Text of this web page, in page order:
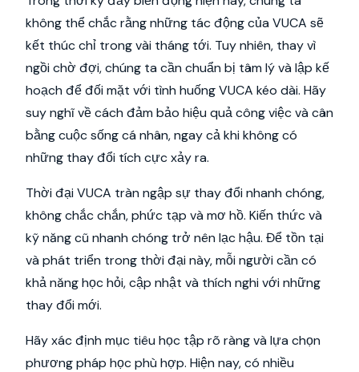
không thể chắc rằng những tác động của VUCA sẽ
kết thúc chỉ trong vài tháng tới. Tuy nhiên, thay vì
ngồi chờ đợi, chúng ta cần chuẩn bị tâm lý và lập kế
hoạch để đối mặt với tình huống VUCA kéo dài. Hãy
suy nghĩ về cách đảm bảo hiệu quả công việc và cân
bằng cuộc sống cá nhân, ngay cả khi không có
những thay đổi tích cực xảy ra.
Thời đại VUCA tràn ngập sự thay đổi nhanh chóng,
không chắc chắn, phức tạp và mơ hồ. Kiến thức và
kỹ năng cũ nhanh chóng trở nên lạc hậu. Để tồn tại
và phát triển trong thời đại này, mỗi người cần có
khả năng học hỏi, cập nhật và thích nghi với những
thay đổi mới.
Hãy xác định mục tiêu học tập rõ ràng và lựa chọn
phương pháp học phù hợp. Hiện nay, có nhiều